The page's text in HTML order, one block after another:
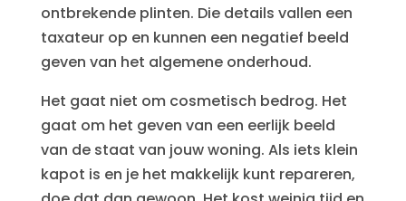
ontbrekende plinten. Die details vallen een
taxateur op en kunnen een negatief beeld
geven van het algemene onderhoud.
Het gaat niet om cosmetisch bedrog. Het
gaat om het geven van een eerlijk beeld
van de staat van jouw woning. Als iets klein
kapot is en je het makkelijk kunt repareren,